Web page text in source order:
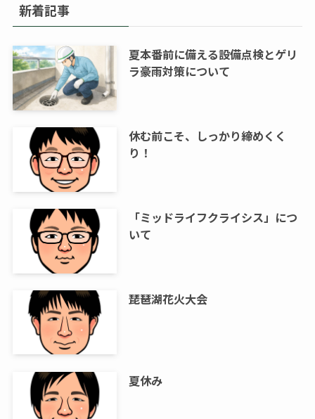
新着記事
夏本番前に備える設備点検とゲリ
ラ豪雨対策について
休む前こそ、しっかり締めくく
り！
「ミッドライフクライシス」につ
いて
琵琶湖花火大会
夏休み